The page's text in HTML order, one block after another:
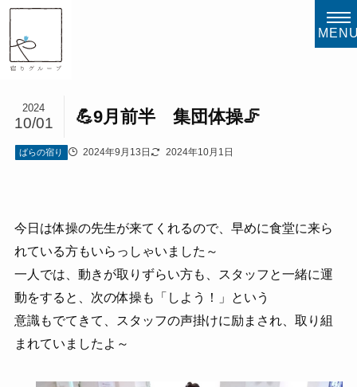
💪9月前半 集団体操🦵
2024
10/01
ばらの宿り 2024年9月13日 2024年10月1日
今日は体操の先生が来てくれるので、早めに食堂に来ら
れている方もいらっしゃいました～
一人では、動きが取りずらい方も、スタッフと一緒に運
動をすると、次の体操も「しよう！」という
意識もでてきて、スタッフの声掛けに励まされ、取り組
まれていましたよ～